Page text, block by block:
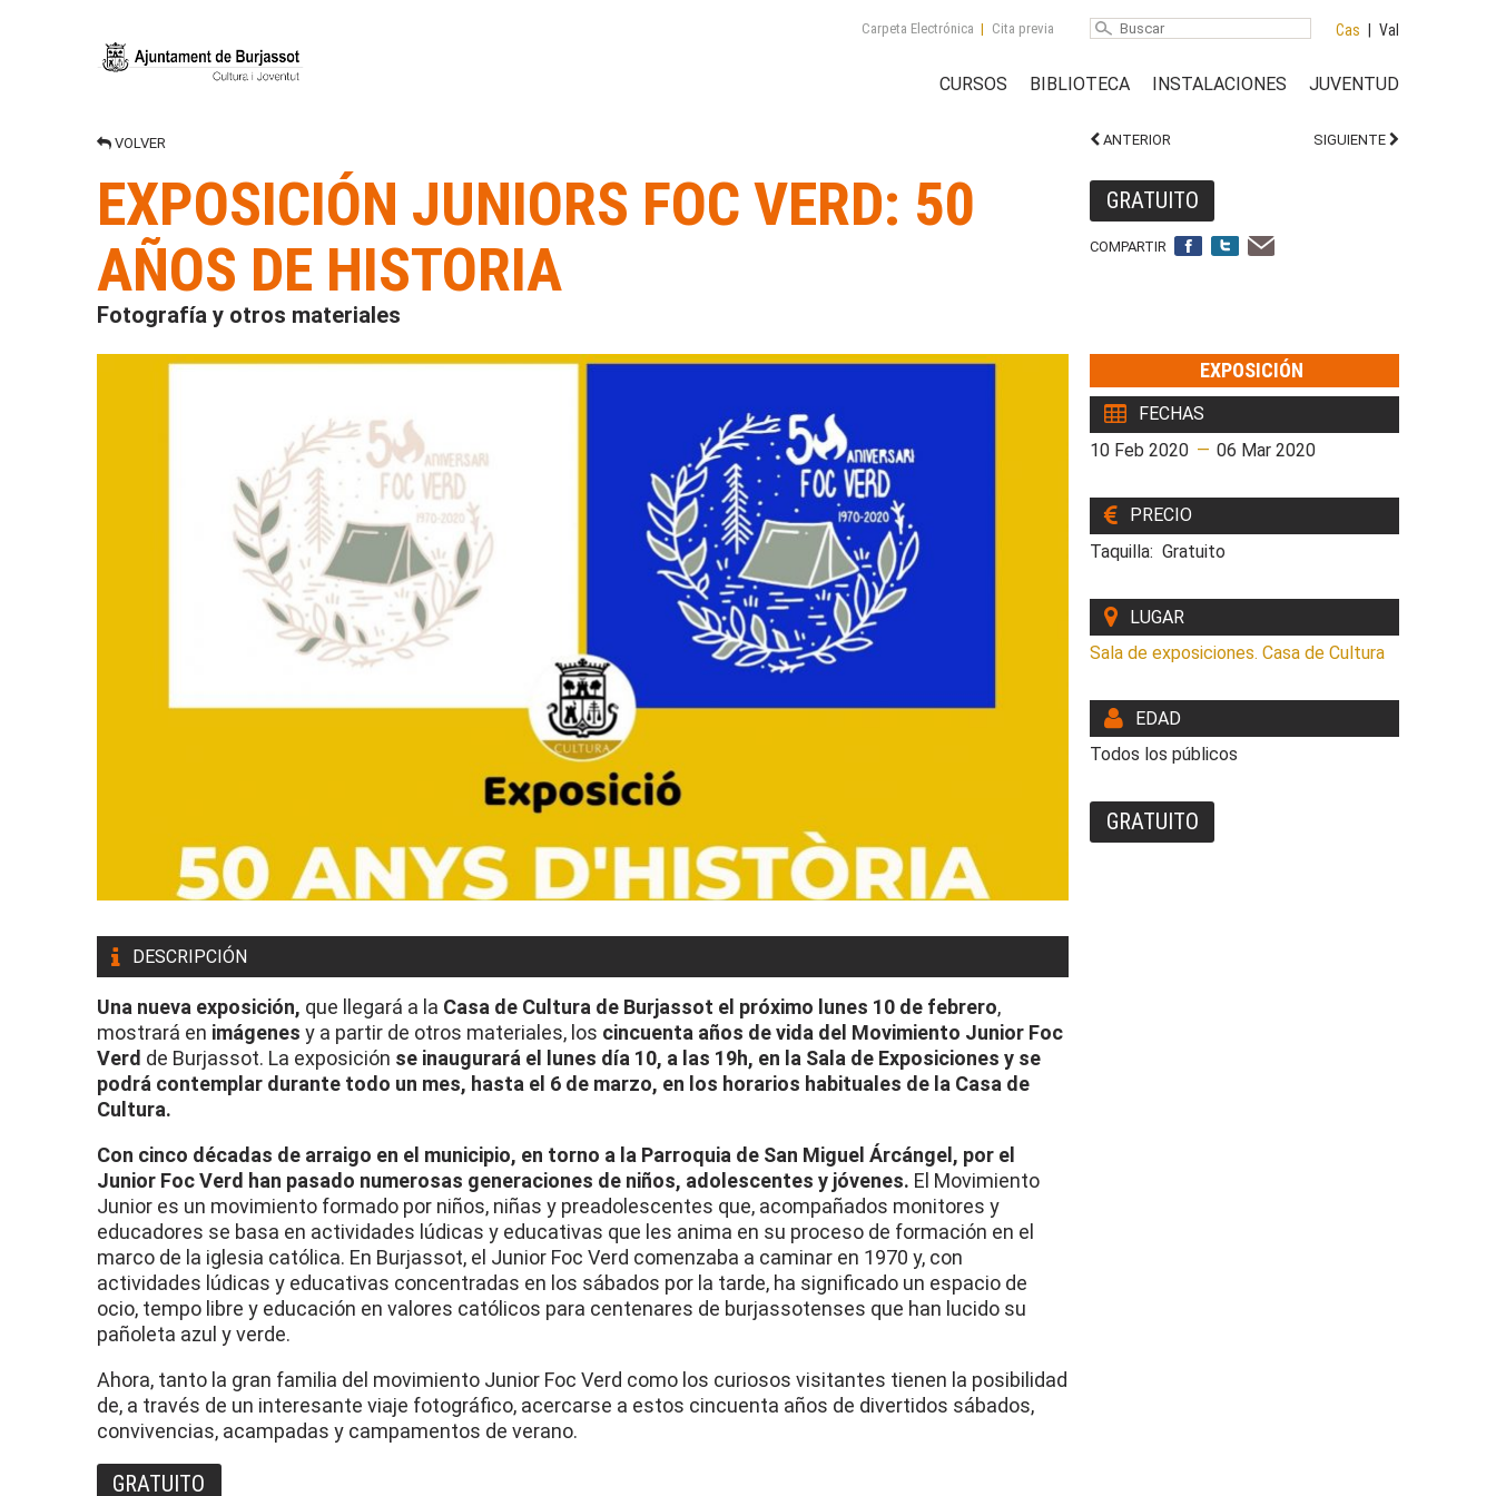
Carpeta Electrónica | Cita previa Cas Val
CURSOS BIBLIOTECA INSTALACIONES JUVENTUD
VOLVER ANTERIOR SIGUIENTE
EXPOSICIÓN JUNIORS FOC VERD: 50
AÑOS DE HISTORIA
Fotografía y otros materiales
GRATUITO
COMPARTIR
DESCRIPCIÓN
Una nueva exposición, que llegará a la Casa de Cultura de Burjassot el próximo lunes 10 de febrero,
mostrará en imágenes y a partir de otros materiales, los cincuenta años de vida del Movimiento Junior Foc
Verd de Burjassot. La exposición se inaugurará el lunes día 10, a las 19h, en la Sala de Exposiciones y se
podrá contemplar durante todo un mes, hasta el 6 de marzo, en los horarios habituales de la Casa de
Cultura.
Con cinco décadas de arraigo en el municipio, en torno a la Parroquia de San Miguel Árcángel, por el
Junior Foc Verd han pasado numerosas generaciones de niños, adolescentes y jóvenes. El Movimiento
Junior es un movimiento formado por niños, niñas y preadolescentes que, acompañados monitores y
educadores se basa en actividades lúdicas y educativas que les anima en su proceso de formación en el
marco de la iglesia católica. En Burjassot, el Junior Foc Verd comenzaba a caminar en 1970 y, con
actividades lúdicas y educativas concentradas en los sábados por la tarde, ha significado un espacio de
ocio, tempo libre y educación en valores católicos para centenares de burjassotenses que han lucido su
pañoleta azul y verde.
Ahora, tanto la gran familia del movimiento Junior Foc Verd como los curiosos visitantes tienen la posibilidad
de, a través de un interesante viaje fotográfico, acercarse a estos cincuenta años de divertidos sábados,
convivencias, acampadas y campamentos de verano.
GRATUITO
EXPOSICIÓN
FECHAS
10 Feb 2020 — 06 Mar 2020
PRECIO
Taquilla: Gratuito
LUGAR
Sala de exposiciones. Casa de Cultura
EDAD
Todos los públicos
GRATUITO